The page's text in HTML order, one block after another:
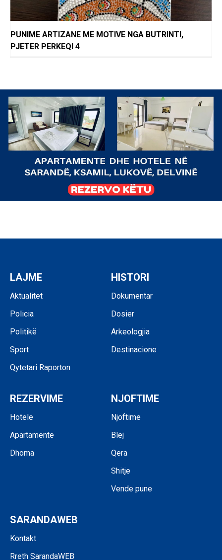
PUNIME ARTIZANE ME MOTIVE NGA BUTRINTI,
PJETER PERKEQI 4
LAJME
Aktualitet
Policia
Politikë
Sport
Qytetari Raporton
HISTORI
Dokumentar
Dosier
Arkeologjia
Destinacione
REZERVIME
Hotele
Apartamente
Dhoma
NJOFTIME
Njoftime
Blej
Qera
Shitje
Vende pune
SARANDAWEB
Kontakt
Rreth SarandaWEB